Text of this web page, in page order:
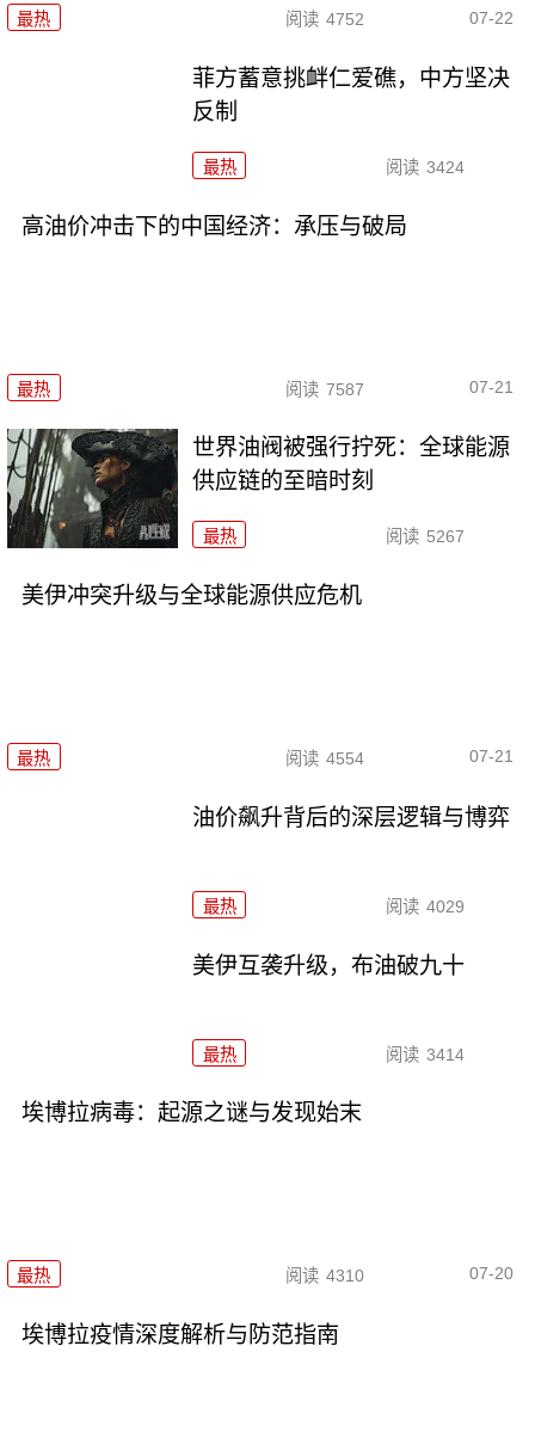
最热 阅读 4752 07-22
菲方蓄意挑衅仁爱礁，中方坚决
反制
最热 阅读 3424
高油价冲击下的中国经济：承压与破局
最热 阅读 7587 07-21
世界油阀被强行拧死：全球能源
供应链的至暗时刻
最热 阅读 5267
美伊冲突升级与全球能源供应危机
最热 阅读 4554 07-21
油价飙升背后的深层逻辑与博弈
最热 阅读 4029
美伊互袭升级，布油破九十
最热 阅读 3414
埃博拉病毒：起源之谜与发现始末
最热 阅读 4310 07-20
埃博拉疫情深度解析与防范指南